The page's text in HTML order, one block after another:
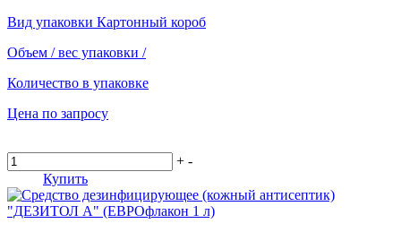
Вид упаковки Картонный короб
Объем / вес упаковки /
Количество в упаковке
Цена по запросу
+ -
Купить